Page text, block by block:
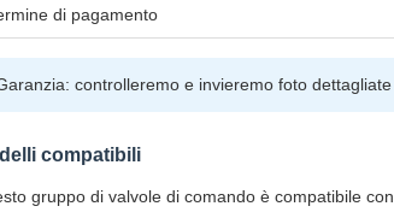
di pagamento
controlleremo e invieremo foto
compatibili
gruppo di valvole di comando è compatibile